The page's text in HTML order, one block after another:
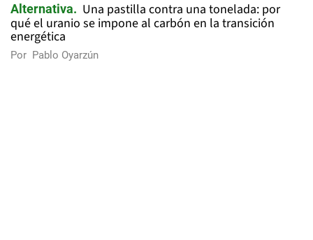
Alternativa
Una pastilla contra una tonelada: por
qué el uranio se impone al carbón en la transición
energética
Por Pablo Oyarzún